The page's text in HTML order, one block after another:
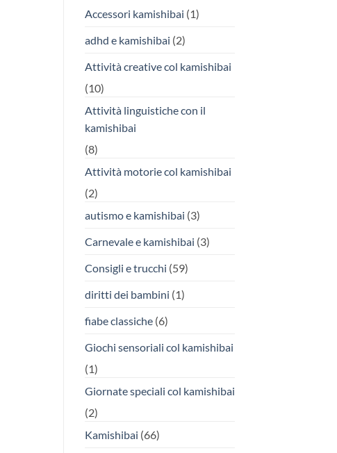
Accessori kamishibai (1)
adhd e kamishibai (2)
Attività creative col kamishibai
(10)
Attività linguistiche con il
kamishibai
(8)
Attività motorie col kamishibai
(2)
autismo e kamishibai (3)
Carnevale e kamishibai (3)
Consigli e trucchi (59)
diritti dei bambini (1)
fiabe classiche(6)
Giochi sensoriali col kamishibai
(1)
Giornate speciali col kamishibai
(2)
Kamishibai (66)